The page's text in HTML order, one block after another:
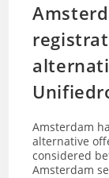
Amsterdam
alternative
considered
Amsterdam